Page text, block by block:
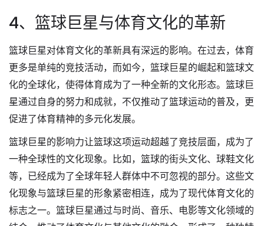
4、篮球巨星与体育文化的革新
篮球巨星对体育文化的革新具有深远的影响。在过去，体育
更多是单纯的竞技活动，而如今，篮球巨星的崛起和篮球文
化的全球化，使得体育成为了一种全新的文化形态。篮球巨
星通过自身的努力和成就，不仅推动了篮球运动的普及，更
促进了体育精神的多元化发展。
篮球巨星的影响力让篮球这项运动超越了竞技层面，成为了
一种全球性的文化现象。比如，篮球的街头文化、球鞋文化
等，已经成为了全球年轻人群体中不可忽视的部分。这些文
化现象与篮球巨星的形象紧密相连，成为了现代体育文化的
标志之一。篮球巨星通过与时尚、音乐、电影等文化领域的